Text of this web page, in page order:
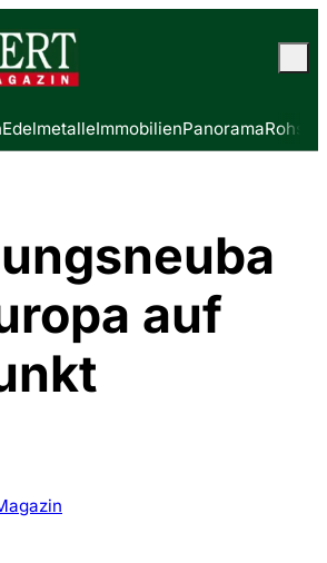
EdelmetalleImmobilienPanorama
auf